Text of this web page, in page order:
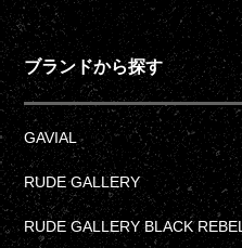
ブランドから探す
GAVIAL
RUDE GALLERY
RUDE GALLERY BLACK REBEL